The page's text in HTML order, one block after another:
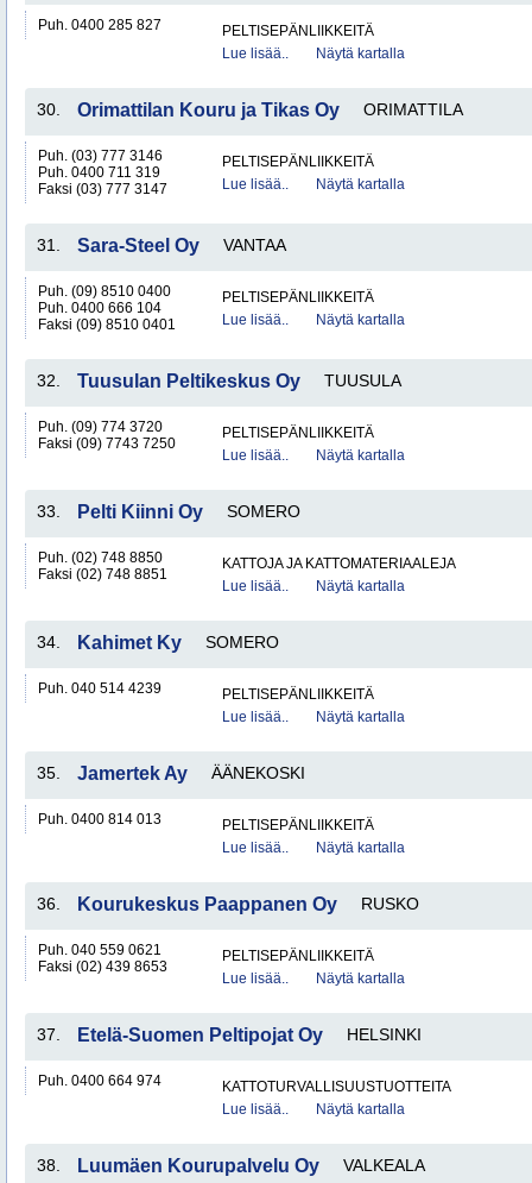
Puh. 0400 285 827
PELTISEPÄNLIIKKEITÄ
Lue lisää..
Näytä kartalla
30. Orimattilan Kouru ja Tikas Oy ORIMATTILA
Puh. (03) 777 3146
Puh. 0400 711 319
Faksi (03) 777 3147
PELTISEPÄNLIIKKEITÄ
Lue lisää..
Näytä kartalla
31. Sara-Steel Oy VANTAA
Puh. (09) 8510 0400
Puh. 0400 666 104
Faksi (09) 8510 0401
PELTISEPÄNLIIKKEITÄ
Lue lisää..
Näytä kartalla
32. Tuusulan Peltikeskus Oy TUUSULA
Puh. (09) 774 3720
Faksi (09) 7743 7250
PELTISEPÄNLIIKKEITÄ
Lue lisää..
Näytä kartalla
33. Pelti Kiinni Oy SOMERO
Puh. (02) 748 8850
Faksi (02) 748 8851
KATTOJA JA KATTOMATERIAALEJA
Lue lisää..
Näytä kartalla
34. Kahimet Ky SOMERO
Puh. 040 514 4239
PELTISEPÄNLIIKKEITÄ
Lue lisää..
Näytä kartalla
35. Jamertek Ay ÄÄNEKOSKI
Puh. 0400 814 013
PELTISEPÄNLIIKKEITÄ
Lue lisää..
Näytä kartalla
36. Kourukeskus Paappanen Oy RUSKO
Puh. 040 559 0621
Faksi (02) 439 8653
PELTISEPÄNLIIKKEITÄ
Lue lisää..
Näytä kartalla
37. Etelä-Suomen Peltipojat Oy HELSINKI
Puh. 0400 664 974
KATTOTURVALLISUUSTUOTTEITA
Lue lisää..
Näytä kartalla
38. Luumäen Kourupalvelu Oy VALKEALA